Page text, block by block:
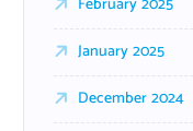
January 2025
December 2024